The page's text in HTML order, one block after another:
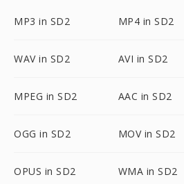
MP3 in SD2 MP4 in SD2
WAV in SD2 AVI in SD2
MPEG in SD2 AAC in SD2
OGG in SD2 MOV in SD2
OPUS in SD2 WMA in SD2